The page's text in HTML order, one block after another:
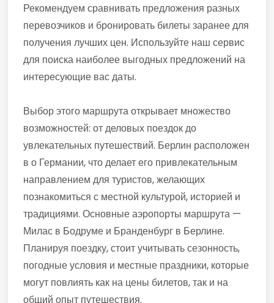
Рекомендуем сравнивать предложения разных
перевозчиков и бронировать билеты заранее для
получения лучших цен. Используйте наш сервис
для поиска наиболее выгодных предложений на
интересующие вас даты.
Выбор этого маршрута открывает множество
возможностей: от деловых поездок до
увлекательных путешествий. Берлин расположен
в о Германии, что делает его привлекательным
направлением для туристов, желающих
познакомиться с местной культурой, историей и
традициями. Основные аэропорты маршрута —
Милас в Бодруме и Бранденбург в Берлине.
Планируя поездку, стоит учитывать сезонность,
погодные условия и местные праздники, которые
могут повлиять как на цены билетов, так и на
общий опыт путешествия.